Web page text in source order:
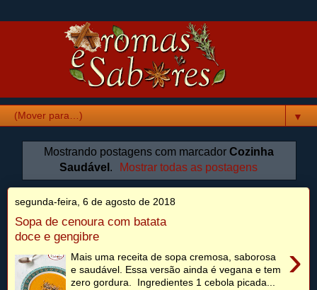
▼
Mostrando postagens com marcador Cozinha
Saudável . Mostrar todas as postagens
segunda-feira, 6 de agosto de 2018
Sopa de cenoura com batata
doce e gengibre
›
Mais uma receita de sopa cremosa, saborosa
e saudável. Essa versão ainda é vegana e tem
zero gordura. Ingredientes 1 cebola picada...